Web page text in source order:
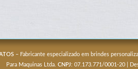
– Fabricante especializado em brindes
Para Maquinas Ltda. CNPJ: 07.173.771/0001-20 |